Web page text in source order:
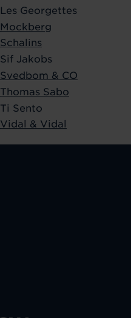
Les Georgettes
Mockberg
Schalins
Sif Jakobs
Svedbom & CO
Thomas Sabo
Ti Sento
Vidal & Vidal